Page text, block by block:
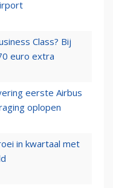
Class? Bij
euro extra
eerste Airbus
oplopen
in kwartaal met